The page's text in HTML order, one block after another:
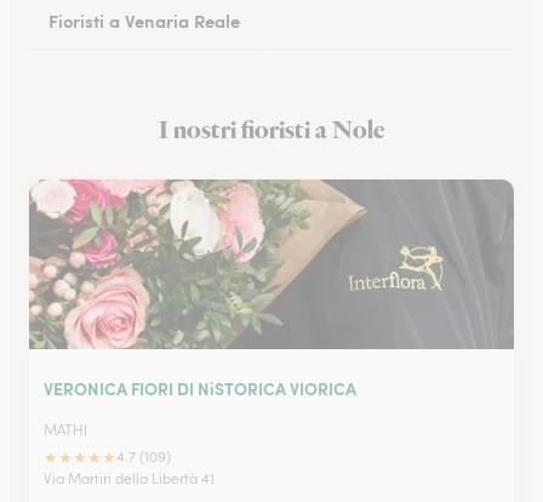
Fioristi a Venaria Reale
Fioristi a AlessandriaI nostri fioristi a Nole
VERONICA FIORI DI NiSTORICA VIORICA
MATHI
★★★★★4.7 (109)
Via Martiri della Libertà 41